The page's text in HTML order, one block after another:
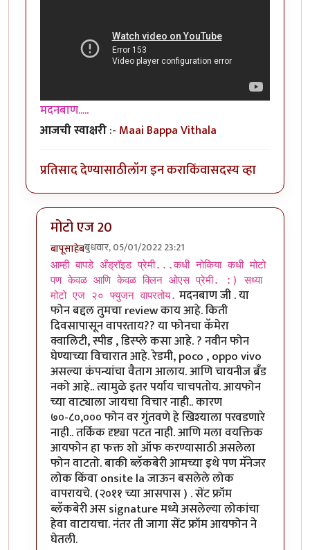
मदनबाण.....
आजची स्वाक्षरी:- Maai Bappa Vithala
प्रतिसाद देण्यासाठीलॉग इन कराकिंवासदस्य व्हा
मोटो एज 20
बापूसाहेबबुधवार, 05/01/2022 23:21
In reply toआमच्या हापिसात जे मॅनेजरbyमदनबाण
आम्ही बापडे अँड्रॉइड प्रेमी...कधी नोकिया कधी मोटो
पण केवळ आणि केवळ क्लिन ओएस प्रेमी. :) सध्या
मोटो एज २० फ्युजन वापरतोय. मदनबाण जी . या
फोन बद्दल तुमचा review काय आहे. किती
दिवसापासून वापरताय?? या फोनचा कॅमेरा
क्वालिटी, स्पीड , डिस्प्ले कसा आहे. ? नवीन फोन
घेण्याच्या विचारात आहे. रेडमी, poco , oppo vivo
असल्या कंपन्यांचा वैताग आलाय. आणि चायनीज ब्रँड
नको आहे.. त्यामुळे इतर पर्याय चाचपतोय. आयफोन
च्या वाट्याला जायचा विचार नाही.. कारण
७०-८०,००० फोन वर गुंतवणे हे खिश्याला परवडणारे
नाही.. तर्किक दृष्ट्या पटत नाही. आणि मला वयक्तिक
आयफोन हा फक्त शो ऑफ करण्यासाठी असलेला
फोन वाटतो. बाकी ब्लॅकबेरी आमच्या इथे पण मॅनेजर
लोक किंवा onsite la जाऊन बसलेले लोक
वापरायचे. (२०११ च्या आसपास ) . सेंट फ्रॉम
ब्लॅकबेरी अस signature मध्ये असलेल्या लोकांचा
हेवा वाटायचा. नंतर ती जागा सेंट फ्रॉम आयफोन ने
घेतली.